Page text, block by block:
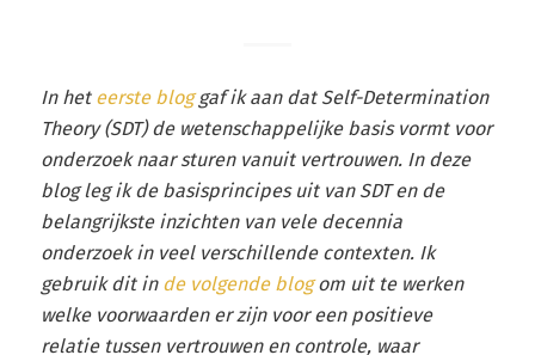
In het eerste bloggaf ik aan dat Self-Determination
Theory (SDT) de wetenschappelijke basis vormt voor
onderzoek naar sturen vanuit vertrouwen. In deze
blog leg ik de basisprincipes uit van SDT en de
belangrijkste inzichten van vele decennia
onderzoek in veel verschillende contexten. Ik
gebruik dit in de volgende blogom uit te werken
welke voorwaarden er zijn voor een positieve
relatie tussen vertrouwen en controle, waar